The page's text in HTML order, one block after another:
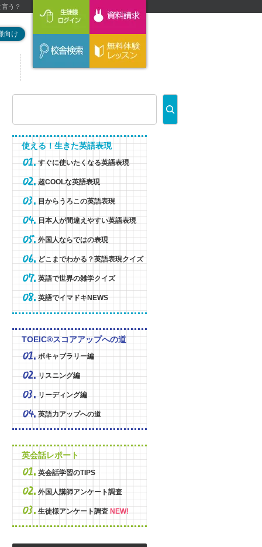
う？
向け
使える！生きた英語表現
すぐに使いたくなる英語表現
超COOLな英語表現
目からうろこの英語表現
日本人が間違えやすい英語表現
外国人ならではの表現
どこまでわかる？英語表現クイズ
英語で世界の雑学クイズ
英語でイマドキNEWS
TOEIC®スコアアップへの道
ボキャブラリー編
リスニング編
リーディング編
英語力アップへの道
英会話レポート
英会話学習のTIPS
外国人講師アンケート調査
生徒様アンケート調査